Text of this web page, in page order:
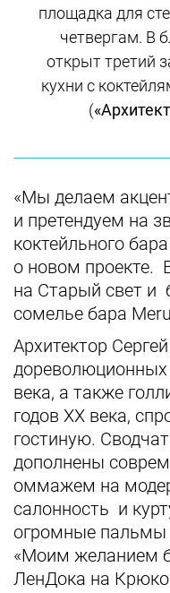
площадка для
четвергам. В
открыт третий
кухни с
(
«Мы делаем
и претендуем на
коктейльного
о новом проекте.
на Старый свет и
сомелье бара
Архитектор
дореволюционных
века, а также
годов XX века,
гостиную.
дополнены
оммажем на
салонность и
огромные пальмы
«Моим желанием
ЛенДока на